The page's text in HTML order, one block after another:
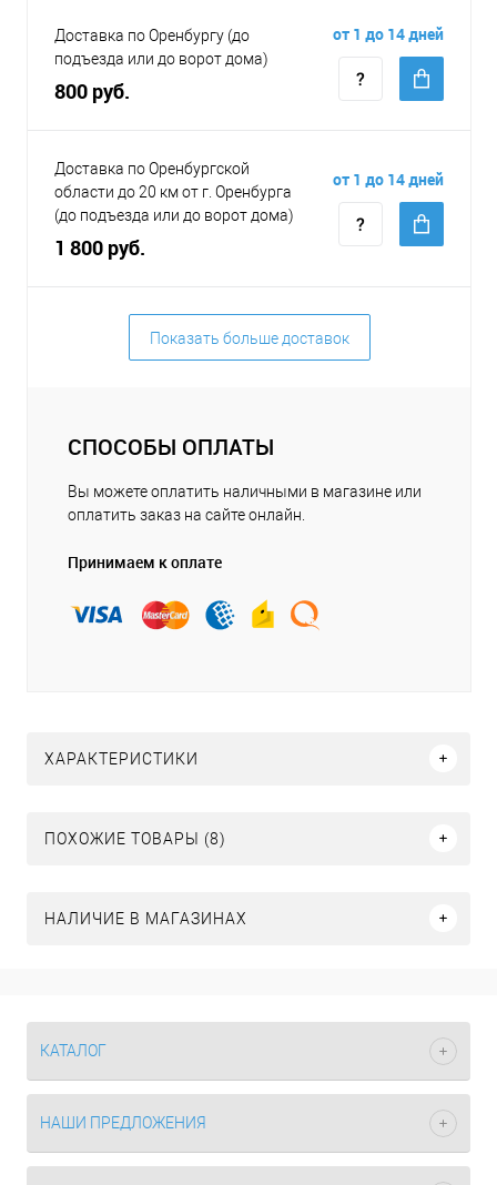
Доставка по Оренбургу (до
подъезда или до ворот дома)
800 руб.
от 1 до 14 дней
Доставка по Оренбургской
области до 20 км от г. Оренбурга
(до подъезда или до ворот дома)
1 800 руб.
от 1 до 14 дней
Показать больше доставок
СПОСОБЫ ОПЛАТЫ
Вы можете оплатить наличными в магазине или
оплатить заказ на сайте онлайн.
Принимаем к оплате
ХАРАКТЕРИСТИКИ
ПОХОЖИЕ ТОВАРЫ (8)
НАЛИЧИЕ В МАГАЗИНАХ
КАТАЛОГ
НАШИ ПРЕДЛОЖЕНИЯ